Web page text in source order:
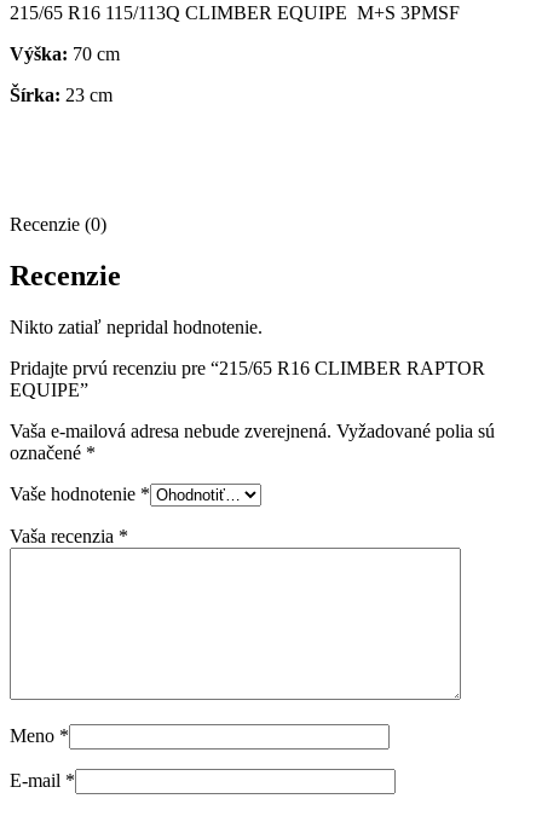
215/65 R16 115/113Q CLIMBER EQUIPE M+S 3PMSF
Výška: 70 cm
Šírka: 23 cm
Recenzie (0)
Recenzie
Nikto zatiaľ nepridal hodnotenie.
Pridajte prvú recenziu pre “215/65 R16 CLIMBER RAPTOR
EQUIPE”
Vaša e-mailová adresa nebude zverejnená. Vyžadované polia sú
označené *
Vaše hodnotenie *
Vaša recenzia *
Meno *
E-mail *